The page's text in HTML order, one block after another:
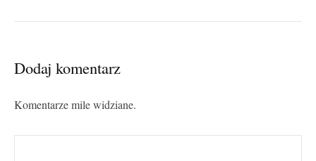
Dodaj komentarz
Komentarze mile widziane.